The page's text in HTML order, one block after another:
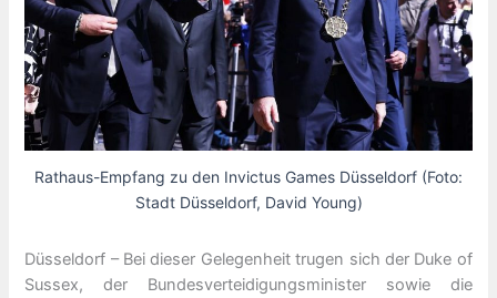
Rathaus-Empfang zu den Invictus Games Düsseldorf (Foto:
Stadt Düsseldorf, David Young)
Düsseldorf – Bei dieser Gelegenheit trugen sich der Duke of
Sussex, der Bundesverteidigungsminister sowie die